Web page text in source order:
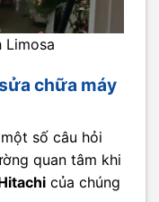
Limosa
chữa máy
số câu hỏi
quan tâm khi
của chúng